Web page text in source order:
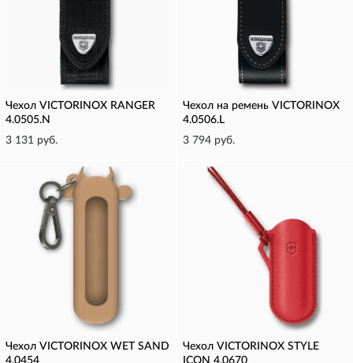
Чехол VICTORINOX RANGER
4.0505.N
3 131 руб.
Чехол на ремень VICTORINOX
4.0506.L
3 794 руб.
Чехол VICTORINOX WET SAND
4.0454
Чехол VICTORINOX STYLE
ICON 4.0670